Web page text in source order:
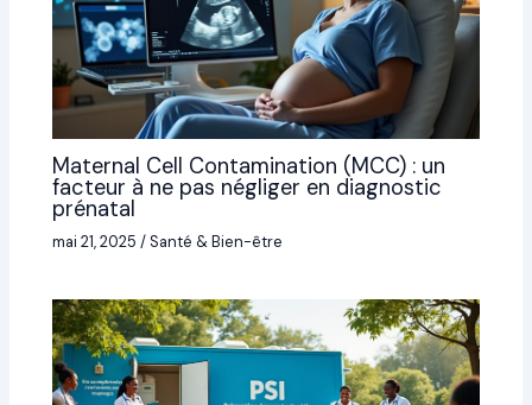
Maternal Cell Contamination (MCC) : un
facteur à ne pas négliger en diagnostic
prénatal
mai 21, 2025/Santé & Bien-être